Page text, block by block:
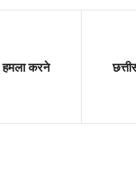
हमला करने